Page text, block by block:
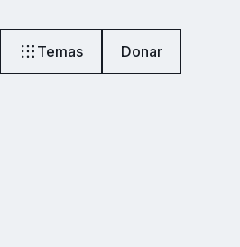
Temas Donar